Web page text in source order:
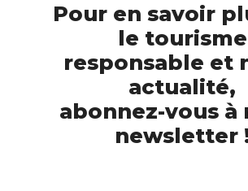
Pour en savoir
le tourisme
responsable et
actualité,
abonnez-vous à
newsletter